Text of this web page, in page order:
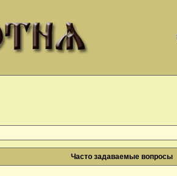
Часто задаваемые вопросы